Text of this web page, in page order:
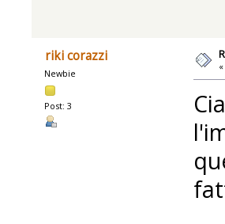
riki corazzi
Newbie
Post: 3
«